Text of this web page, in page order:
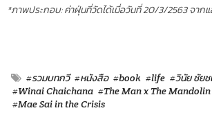
*ภาพประกอบ: ค่าฝุ่นที่วัดได้เมื่อวันที่ 20/3/2563 จาก
#รวมบทกวี #หนังสือ #book #life #วินัย ชัยช
#Winai Chaichana #The Man x The Mandolin
#Mae Sai in the Crisis